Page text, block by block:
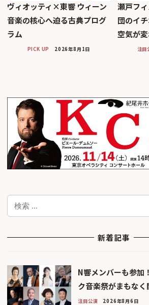
ヴィオッティ×東響 ウィーン
音楽の核心へ迫る古典プログ
ラム
PICK UP 2026年8月1日
瀬戸フ
団のイチ
空気が
注目
検
新着記事
N響メンバーも参加
ク音楽祭がまもなく
注目公演 2026年8月6日